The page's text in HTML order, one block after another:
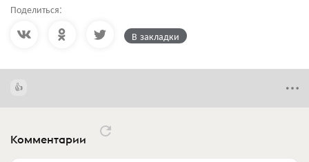
Поделиться:
В закладки
Комментарии